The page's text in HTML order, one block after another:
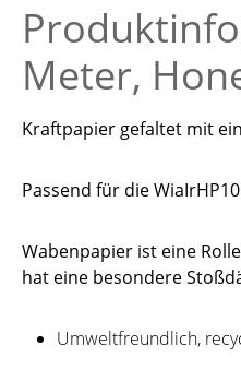
Meter,
Kraftpapier gefaltet mit
Passend für die
Wabenpapier ist eine
hat eine besondere
Umweltfreundlich,